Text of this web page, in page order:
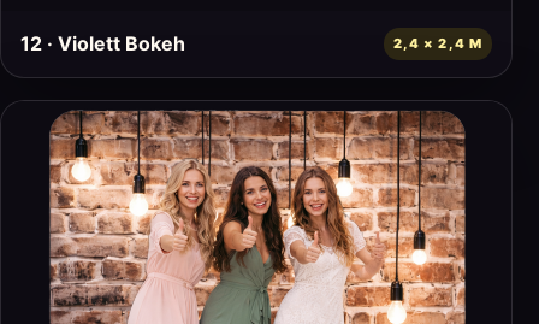
12 · Violett Bokeh 2,4 × 2,4 M